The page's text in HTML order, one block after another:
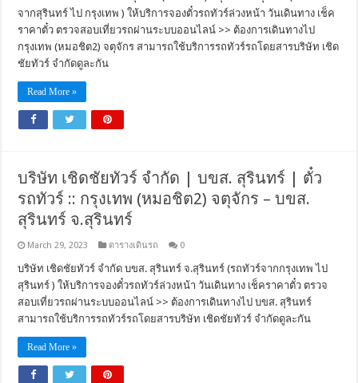
จากสุรินทร์ ไป กรุงเทพ ) ให้บริการจองตั๋วรถทัวร์ล่วงหน้า วันเดินทาง เช็ค
ราคาตั๋ว ตรวจสอบเที่ยวรถผ่านระบบออนไลน์ >> ต้องการเดินทางไป
กรุงเทพ (หมอชิต2) จตุจักร สามารถใช้บริการรถทัวร์รถโดยสารบริษัท เชิด
ชัยทัวร์ จำกัดดูละกัน
Read More »
บริษัท เชิดชัยทัวร์ จำกัด | บขส. สุรินทร์ | ตั๋ว
รถทัวร์ :: กรุงเทพ (หมอชิต2) จตุจักร – บขส.
สุรินทร์ จ.สุรินทร์
March 29, 2023 ตารางเดินรถ 0
บริษัท เชิดชัยทัวร์ จำกัด บขส. สุรินทร์ จ.สุรินทร์ (รถทัวร์จากกรุงเทพ ไป
สุรินทร์ ) ให้บริการจองตั๋วรถทัวร์ล่วงหน้า วันเดินทาง เช็คราคาตั๋ว ตรวจ
สอบเที่ยวรถผ่านระบบออนไลน์ >> ต้องการเดินทางไป บขส. สุรินทร์
สามารถใช้บริการรถทัวร์รถโดยสารบริษัท เชิดชัยทัวร์ จำกัดดูละกัน
Read More »